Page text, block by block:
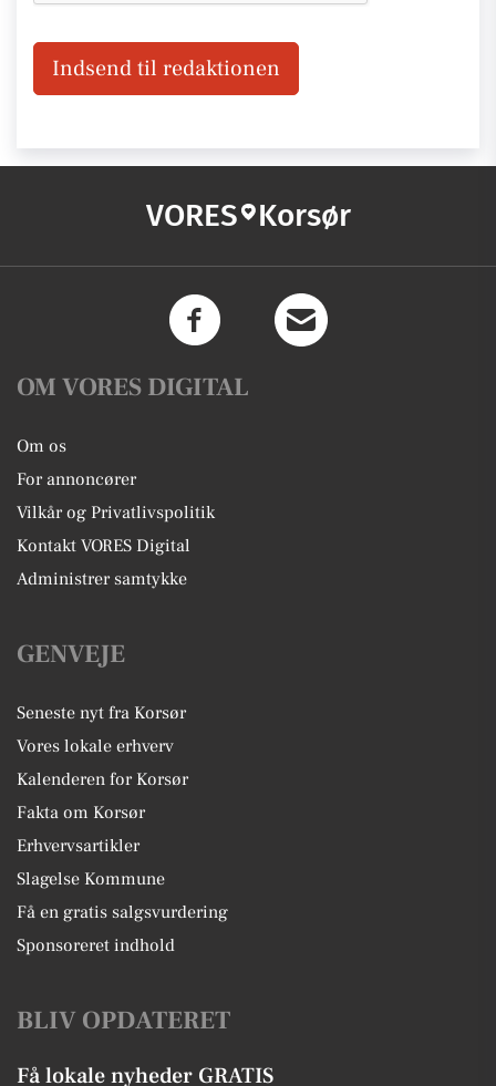
Indsend til redaktionen
VORES Korsør
OM VORES DIGITAL
Om os
For annoncører
Vilkår og Privatlivspolitik
Kontakt VORES Digital
Administrer samtykke
GENVEJE
Seneste nyt fra Korsør
Vores lokale erhverv
Kalenderen for Korsør
Fakta om Korsør
Erhvervsartikler
Slagelse Kommune
Få en gratis salgsvurdering
Sponsoreret indhold
BLIV OPDATERET
Få lokale nyheder GRATIS